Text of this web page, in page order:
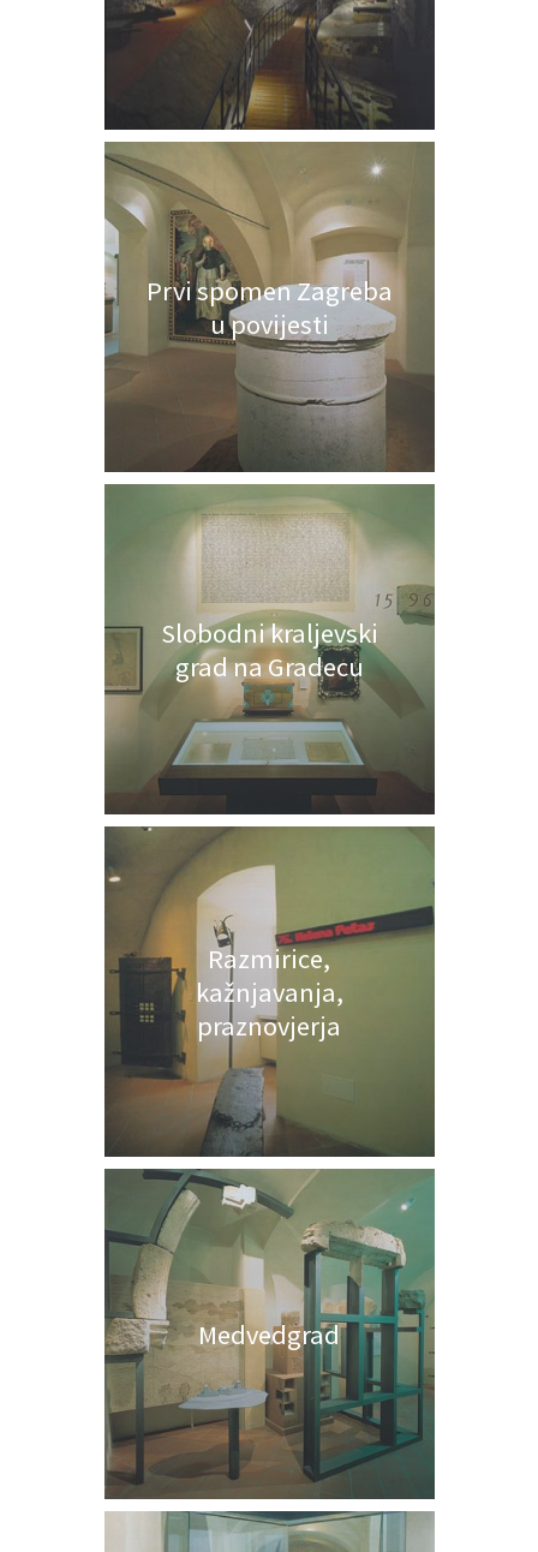
Prvi spomen Zagreba
u povijesti
Slobodni kraljevski
grad na Gradecu
Razmirice,
kažnjavanja,
praznovjerja
Medvedgrad